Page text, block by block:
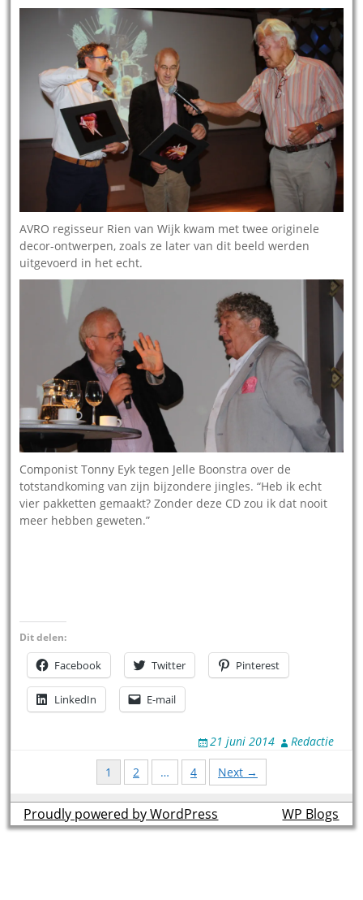
AVRO regisseur Rien van Wijk kwam met twee originele
decor-ontwerpen, zoals ze later van dit beeld werden
uitgevoerd in het echt.
Componist Tonny Eyk tegen Jelle Boonstra over de
totstandkoming van zijn bijzondere jingles. “Heb ik echt
vier pakketten gemaakt? Zonder deze CD zou ik dat nooit
meer hebben geweten.”
Dit delen:
Facebook Twitter Pinterest
LinkedIn E-mail
21 juni 2014 Redactie
navigation
1 2 … 4 Next →
Proudly powered by WordPress theme byWP Blogs